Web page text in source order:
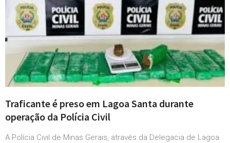
Traficante é preso em Lagoa Santa durante
operação da Polícia Civil
A Polícia Civil de Minas Gerais, através da Delegacia de Lagoa